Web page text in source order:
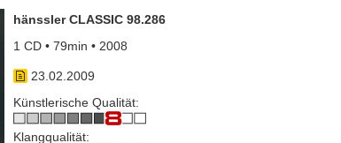
hänssler CLASSIC 98.286
1 CD • 79min • 2008
23.02.2009
Künstlerische Qualität:
Klangqualität: